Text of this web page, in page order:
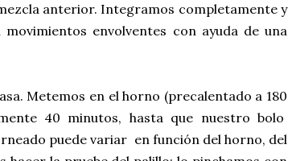
anterior. Integramos completamente y
envolventes con ayuda de una
Metemos en el horno (precalentado a 180
40 minutos, hasta que nuestro bolo
puede variar en función del horno, del